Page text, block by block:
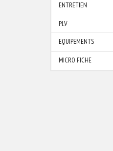
ENTRETIEN
PLV
EQUIPEMENTS
MICRO FICHE